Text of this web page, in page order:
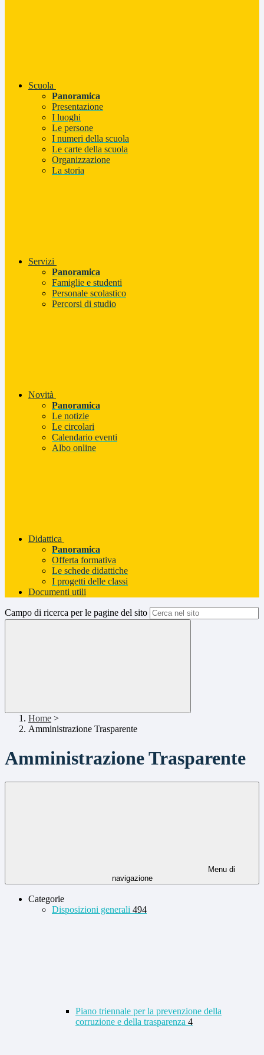
Scuola
Panoramica
Presentazione
I luoghi
Le persone
I numeri della scuola
Le carte della scuola
Organizzazione
La storia
Servizi
Panoramica
Famiglie e studenti
Personale scolastico
Percorsi di studio
Novità
Panoramica
Le notizie
Le circolari
Calendario eventi
Albo online
Didattica
Panoramica
Offerta formativa
Le schede didattiche
I progetti delle classi
Documenti utili
Campo di ricerca per le pagine del sito
Home >
Amministrazione Trasparente
Amministrazione Trasparente
Menu di
navigazione
Categorie
Disposizioni generali 494
Piano triennale per la prevenzione della
corruzione e della trasparenza 4